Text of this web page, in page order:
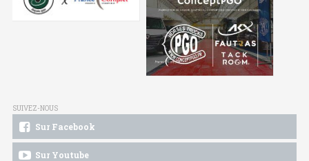
SUIVEZ-NOUS
Sur Facebook
Sur Youtube